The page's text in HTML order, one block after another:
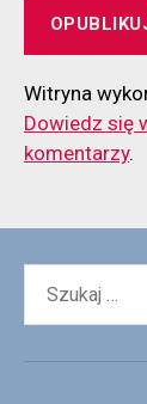
Witryna
Dowiedz się
komentarzy.